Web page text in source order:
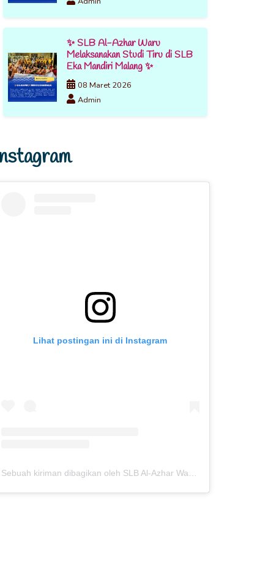
✨ SLB Al-Azhar Waru
Melaksanakan Studi Tiru di SLB
Eka Mandiri Malang ✨
08 Maret 2026
Admin
Lihat postingan ini di Instagram